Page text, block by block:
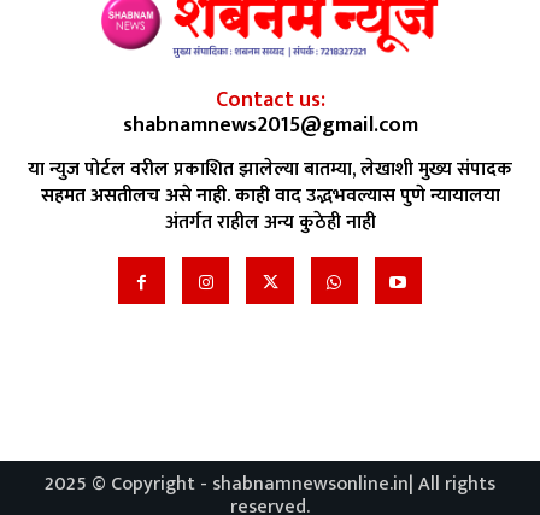
Contact us:
shabnamnews2015@gmail.com
या न्युज पोर्टल वरील प्रकाशित झालेल्या बातम्या, लेखाशी मुख्य संपादक
सहमत असतीलच असे नाही. काही वाद उद्भभवल्यास पुणे न्यायालया
अंतर्गत राहील अन्य कुठेही नाही
2025 © Copyright - shabnamnewsonline.in| All rights
reserved.